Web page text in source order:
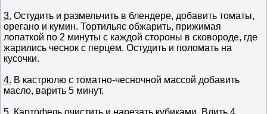
3. Остудить и размельчить в блендере, добавить томаты,
орегано и кумин. Тортильяс обжарить, прижимая
лопаткой по 2 минуты с каждой стороны в сковороде, где
жарились чеснок с перцем. Остудить и поломать на
кусочки.
4. В кастрюлю с томатно-чесночной массой добавить
масло, варить 5 минут.
5. Картофель очистить и нарезать кубиками. Влить 4